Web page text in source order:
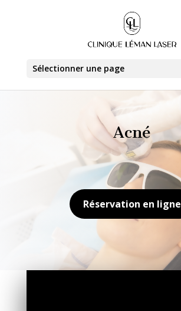
Sélectionner une page
Acné
Réservation en ligne